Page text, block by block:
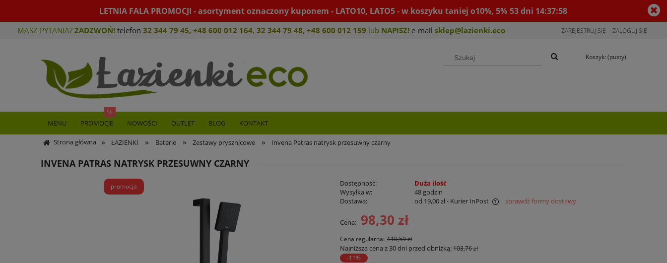
LETNIA FALA PROMOCJI - asortyment oznaczony kuponem - LATO10, LATO5 - w koszyku taniej o10%, 5% 53dni 14:37:57
MASZ PYTANIA? ZADZWOŃ! telefon 32 344 79 45, +48 600 012 164, 32 344 79 48, +48 600 012 159 lub NAPISZ! e-mail sklep@lazienki.eco ZAREJESTRUJ SIĘ ZALOGUJ SIĘ
Koszyk: (pusty)
MENU PROMOCJE NOWOŚCI OUTLET BLOG KONTAKT
Strona główna » ŁAZIENKI » Baterie » Zestawy prysznicowe » Invena Patras natrysk przesuwny czarny
INVENA PATRAS NATRYSK PRZESUWNY CZARNY
promocja Dostępność:
Duża ilość
Wysyłka w:
48 godzin
Dostawa:
od 19,00 zł- Kurier InPost
Cena nie zawiera ewentualnych kosztów
sprawdź formy dostawy
Cena: 98,30 zł
Cena regularna: 110,59 zł
Najniższa cena z 30 dni przed obniżką:103,76 zł
-11%